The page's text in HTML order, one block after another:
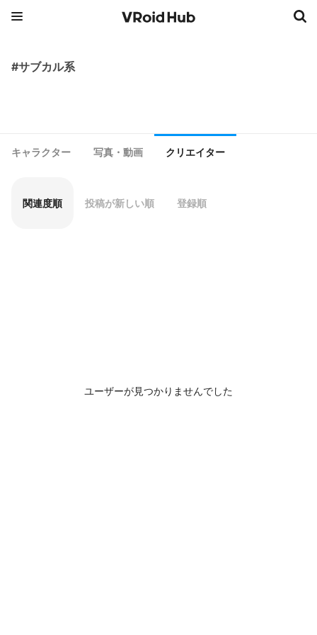
#サブカル系
キャラクター 写真・動画 クリエイター
関連度順 投稿が新しい順 登録順
ユーザーが見つかりませんでした